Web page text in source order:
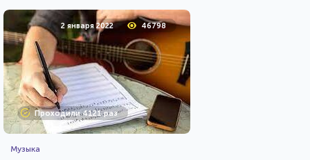
2 января 2022 46798
Проходили 4121 раз
Музыка